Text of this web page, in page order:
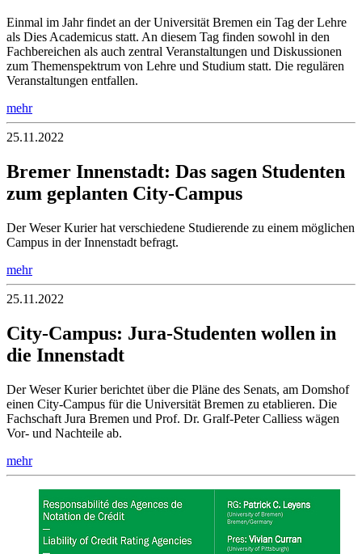
Einmal im Jahr findet an der Universität Bremen ein Tag der Lehre
als Dies Academicus statt. An diesem Tag finden sowohl in den
Fachbereichen als auch zentral Veranstaltungen und Diskussionen
zum Themenspektrum von Lehre und Studium statt. Die regulären
Veranstaltungen entfallen.
mehr
25.11.2022
Bremer Innenstadt: Das sagen Studenten
zum geplanten City-Campus
Der Weser Kurier hat verschiedene Studierende zu einem möglichen
Campus in der Innenstadt befragt.
mehr
25.11.2022
City-Campus: Jura-Studenten wollen in
die Innenstadt
Der Weser Kurier berichtet über die Pläne des Senats, am Domshof
einen City-Campus für die Universität Bremen zu etablieren. Die
Fachschaft Jura Bremen und Prof. Dr. Gralf-Peter Calliess wägen
Vor- und Nachteile ab.
mehr